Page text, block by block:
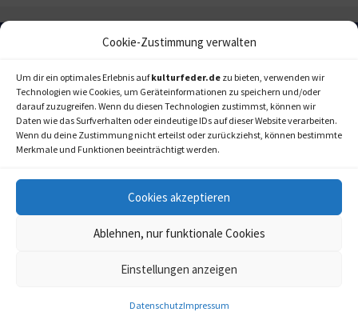
Cookie-Zustimmung verwalten
Um dir ein optimales Erlebnis aufkulturfeder.de zu bieten, verwenden wir
Technologien wie Cookies, um Geräteinformationen zu speichern und/oder
darauf zuzugreifen. Wenn du diesen Technologien zustimmst, können wir
Daten wie das Surfverhalten oder eindeutige IDs auf dieser Website verarbeiten.
Wenn du deine Zustimmung nicht erteilst oder zurückziehst, können bestimmte
Merkmale und Funktionen beeinträchtigt werden.
Cookies akzeptieren
Ablehnen, nur funktionale Cookies
Einstellungen anzeigen
DatenschutzImpressum
© 2006-2020 LAPPmedien+events
kulturfeder.de –
Musical, Oper und mehr